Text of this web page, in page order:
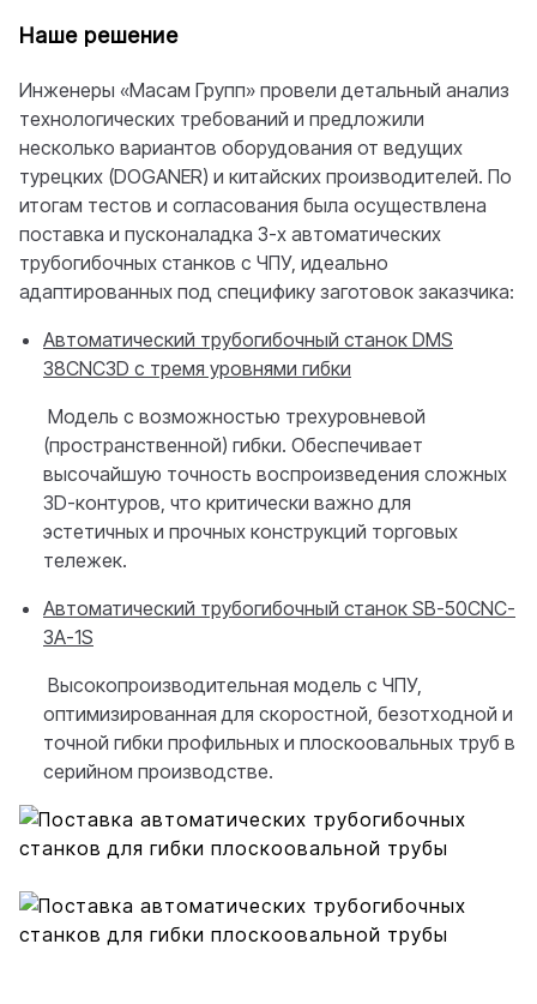
Наше решение
Инженеры «Масам Групп» провели детальный анализ
технологических требований и предложили
несколько вариантов оборудования от ведущих
турецких (DOGANER) и китайских производителей. По
итогам тестов и согласования была осуществлена
поставка и пусконаладка 3-х автоматических
трубогибочных станков с ЧПУ, идеально
адаптированных под специфику заготовок заказчика:
Автоматический трубогибочный станок DMS
38CNC3D с тремя уровнями гибки
Модель с возможностью трехуровневой
(пространственной) гибки. Обеспечивает
высочайшую точность воспроизведения сложных
3D-контуров, что критически важно для
эстетичных и прочных конструкций торговых
тележек.
Автоматический трубогибочный станок SB-50CNC-
3A-1S
Высокопроизводительная модель с ЧПУ,
оптимизированная для скоростной, безотходной и
точной гибки профильных и плоскоовальных труб в
серийном производстве.